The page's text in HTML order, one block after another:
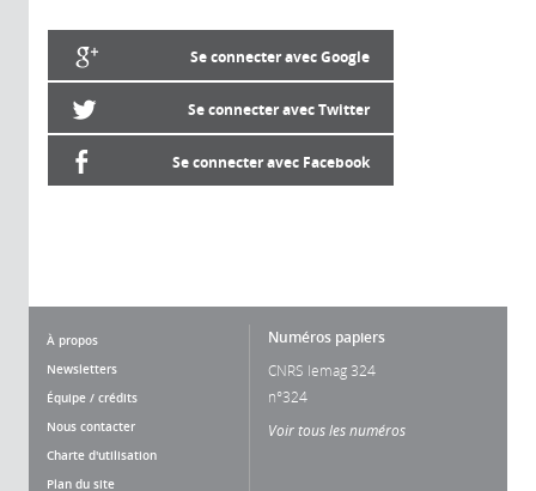
Se connecter avec Google
Se connecter avec Twitter
Se connecter avec Facebook
À propos
Newsletters
Équipe / crédits
Nous contacter
Charte d'utilisation
Plan du site
Numéros papiers
CNRS lemag 324
n°324
Voir tous les numéros